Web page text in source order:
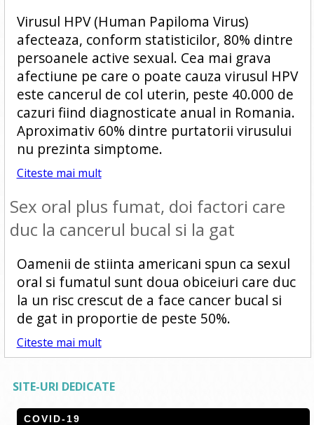
Virusul HPV (Human Papiloma Virus)
afecteaza, conform statisticilor, 80% dintre
persoanele active sexual. Cea mai grava
afectiune pe care o poate cauza virusul HPV
este cancerul de col uterin, peste 40.000 de
cazuri fiind diagnosticate anual in Romania.
Aproximativ 60% dintre purtatorii virusului
nu prezinta simptome.
Citeste mai mult
Sex oral plus fumat, doi factori care
duc la cancerul bucal si la gat
Oamenii de stiinta americani spun ca sexul
oral si fumatul sunt doua obiceiuri care duc
la un risc crescut de a face cancer bucal si
de gat in proportie de peste 50%.
Citeste mai mult
SITE-URI DEDICATE
COVID-19